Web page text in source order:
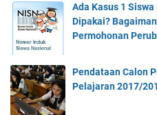
Ada Kasus 1
Dipakai?
Permohonan
Pendataan Calon
Pelajaran 2017/